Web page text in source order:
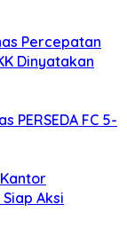
Percepatan
Dinyatakan
PERSEDA FC 5-
Aksi